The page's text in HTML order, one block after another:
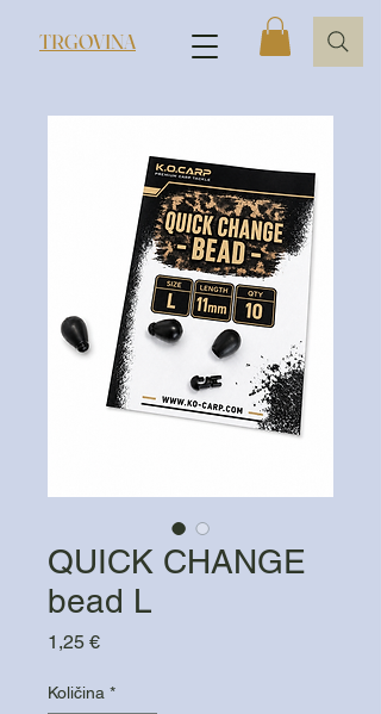
TRGOVINA
QUICK CHANGE
bead L
1,25 €Cijena
Količina *